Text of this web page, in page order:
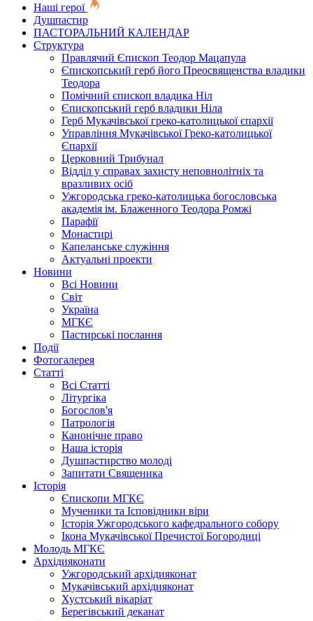
Наші герої
Душпастир
ПАСТОРАЛЬНИЙ КАЛЕНДАР
Структура
Правлячий Єпископ Теодор Мацапула
Єпископський герб його Преосвященства владики
Теодора
Помічний єпископ владика Ніл
Єпископський герб владики Ніла
Герб Мукачівської греко-католицької єпархії
Управління Мукачівської Греко-католицької
Єпархії
Церковний Трибунал
Відділ у справах захисту неповнолітніх та
вразливих осіб
Ужгородська греко-католицька богословська
академія ім. Блаженного Теодора Ромжі
Парафії
Монастирі
Капеланське служіння
Актуальні проекти
Новини
Всі Новини
Світ
Україна
МГКЄ
Пастирські послання
Події
Фотогалерея
Статті
Всі Статті
Літургіка
Богослов'я
Патрологія
Канонічне право
Наша історія
Душпастирство молоді
Запитати Священика
Історія
Єпископи МГКЄ
Мученики та Ісповідники віри
Історія Ужгородського кафедрального собору
Ікона Мукачівської Пречистої Богородиці
Молодь МГКЄ
Архідияконати
Ужгородський архідияконат
Мукачівський архідияконат
Хустський вікаріат
Берегівський деканат